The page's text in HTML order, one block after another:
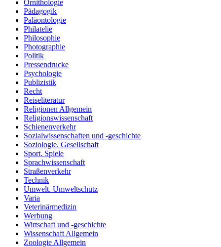
Ornithologie
Pädagogik
Paläontologie
Philatelie
Philosophie
Photographie
Politik
Pressendrucke
Psychologie
Publizistik
Recht
Reiseliteratur
Religionen Allgemein
Religionswissenschaft
Schienenverkehr
Sozialwissenschaften und -geschichte
Soziologie. Gesellschaft
Sport. Spiele
Sprachwissenschaft
Straßenverkehr
Technik
Umwelt. Umweltschutz
Varia
Veterinärmedizin
Werbung
Wirtschaft und -geschichte
Wissenschaft Allgemein
Zoologie Allgemein